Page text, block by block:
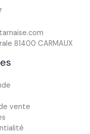
81400 CARMAUX
vente